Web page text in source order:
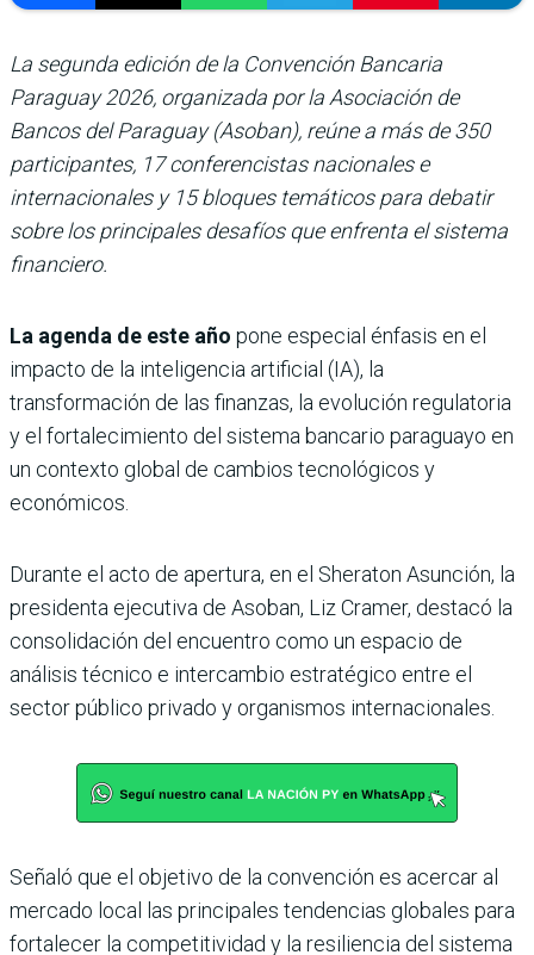
La segunda edición de la Convención Bancaria
Paraguay 2026, organizada por la Asociación de
Bancos del Paraguay (Asoban), reúne a más de 350
participantes, 17 conferencistas nacionales e
internacionales y 15 bloques temáticos para debatir
sobre los principales desafíos que enfrenta el sistema
financiero.
La agenda de este año pone especial énfasis en el
impacto de la inteligencia artificial (IA), la
transformación de las finanzas, la evolución regulatoria
y el fortalecimiento del sistema bancario paraguayo en
un contexto global de cambios tecnológicos y
económicos.
Durante el acto de apertura, en el Sheraton Asunción, la
presidenta ejecutiva de Asoban, Liz Cramer, destacó la
consolidación del encuentro como un espacio de
análisis técnico e intercambio estratégico entre el
sector público privado y organismos internacionales.
Señaló que el objetivo de la convención es acercar al
mercado local las principales tendencias globales para
fortalecer la competitividad y la resiliencia del sistema